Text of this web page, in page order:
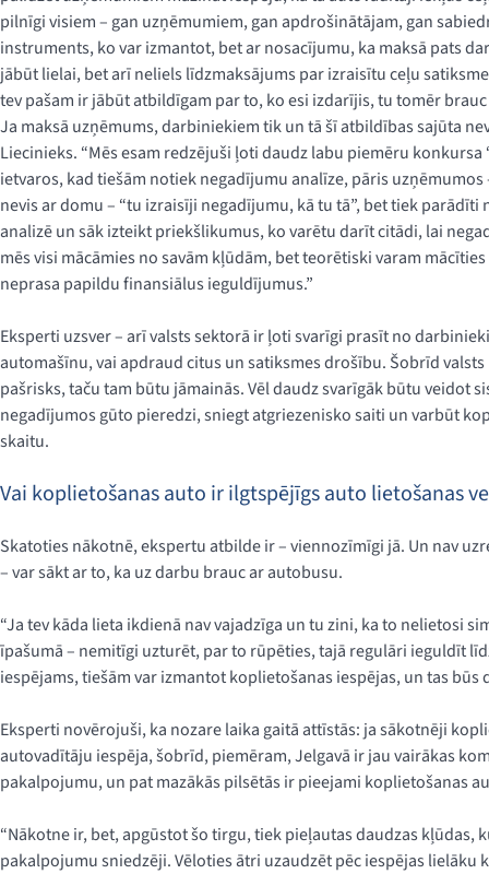
pilnīgi visiem – gan uzņēmumiem, gan apdrošinātājam, gan
instruments, ko var izmantot, bet ar nosacījumu, ka maksā pats
jābūt lielai, bet arī neliels līdzmaksājums par izraisītu ceļu
tev pašam ir jābūt atbildīgam par to, ko esi izdarījis, tu tomēr
Ja maksā uzņēmums, darbiniekiem tik un tā šī atbildības sajūta
Liecinieks. “Mēs esam redzējuši ļoti daudz labu piemēru
ietvaros, kad tiešām notiek negadījumu analīze, pāris
nevis ar domu – “tu izraisīji negadījumu, kā tu tā”, bet tiek
analizē un sāk izteikt priekšlikumus, ko varētu darīt citādi, lai
mēs visi mācāmies no savām kļūdām, bet teorētiski varam
neprasa papildu finansiālus ieguldījumus.”
Eksperti uzsver – arī valsts sektorā ir ļoti svarīgi prasīt no
automašīnu, vai apdraud citus un satiksmes drošību. Šobrīd
pašrisks, taču tam būtu jāmainās. Vēl daudz svarīgāk būtu veidot
negadījumos gūto pieredzi, sniegt atgriezenisko saiti un varbūt
skaitu.
Vai koplietošanas auto ir ilgtspējīgs auto lietošanas
Skatoties nākotnē, ekspertu atbilde ir – viennozīmīgi jā. Un nav
– var sākt ar to, ka uz darbu brauc ar autobusu.
“Ja tev kāda lieta ikdienā nav vajadzīga un tu zini, ka to nelietosi
īpašumā – nemitīgi uzturēt, par to rūpēties, tajā regulāri ieguldīt
iespējams, tiešām var izmantot koplietošanas iespējas, un tas būs
Eksperti novērojuši, ka nozare laika gaitā attīstās: ja sākotnēji
autovadītāju iespēja, šobrīd, piemēram, Jelgavā ir jau vairākas
pakalpojumu, un pat mazākās pilsētās ir pieejami koplietošanas
“Nākotne ir, bet, apgūstot šo tirgu, tiek pieļautas daudzas kļūdas,
pakalpojumu sniedzēji. Vēloties ātri uzaudzēt pēc iespējas